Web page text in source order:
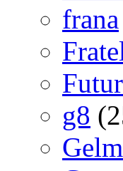
frana
g8